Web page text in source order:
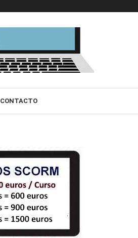
CONTACTO